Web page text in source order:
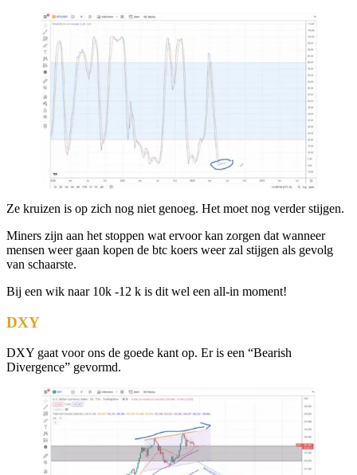
Ze kruizen is op zich nog niet genoeg. Het moet nog verder stijgen.
Miners zijn aan het stoppen wat ervoor kan zorgen dat wanneer
mensen weer gaan kopen de btc koers weer zal stijgen als gevolg
van schaarste.
Bij een wik naar 10k -12 k is dit wel een all-in moment!
DXY
DXY gaat voor ons de goede kant op. Er is een “Bearish
Divergence” gevormd.